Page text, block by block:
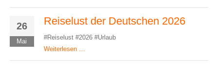
26
Mai
Reiselust der Deutschen 2026
#Reiselust #2026 #Urlaub
Weiterlesen …